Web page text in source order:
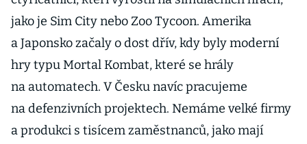
jako je Sim City nebo Zoo Tycoon. Amerika
a Japonsko začaly o dost dřív, kdy byly moderní
hry typu Mortal Kombat, které se hrály
na automatech. V Česku navíc pracujeme
na defenzivních projektech. Nemáme velké firmy
a produkci s tisícem zaměstnanců, jako mají